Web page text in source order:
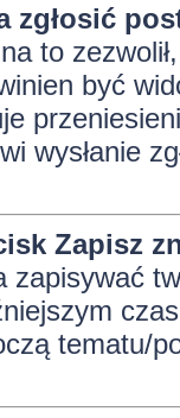
zgłosić
to
być
wysłanie
Zapisz
zapisywać
tematu/